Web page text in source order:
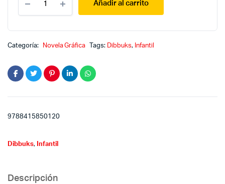
:
la
Añadir al carrito
Categoría: Novela Gráfica Tags: Dibbuks, Infantil
9788415850120
Dibbuks, Infantil
Descripción